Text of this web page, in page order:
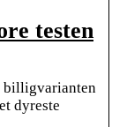
testen
billigvarianten
dyreste